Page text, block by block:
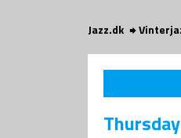
Jazz.dk
Thursday